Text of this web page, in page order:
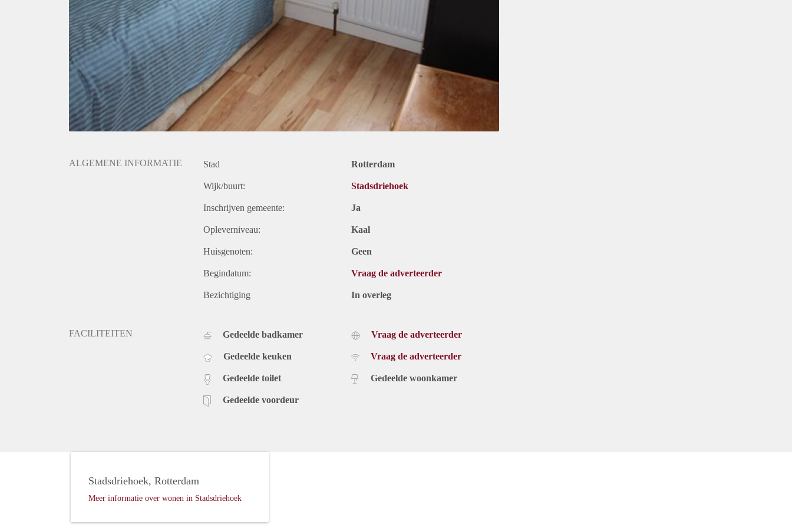
ALGEMENE INFORMATIE Stad Rotterdam
Wijk/buurt: Stadsdriehoek
Inschrijven gemeente: Ja
Opleverniveau: Kaal
Huisgenoten: Geen
Begindatum: Vraag de adverteerder
Bezichtiging In overleg
FACILITEITEN Gedeelde badkamer
Gedeelde keuken
Gedeelde toilet
Gedeelde voordeur
Vraag de adverteerder
Vraag de adverteerder
Gedeelde woonkamer
Stadsdriehoek, Rotterdam
Meer informatie over wonen in Stadsdriehoek